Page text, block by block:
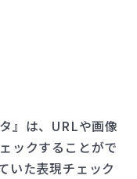
』は、URLや画像
ックすることがで
いた表現チェック